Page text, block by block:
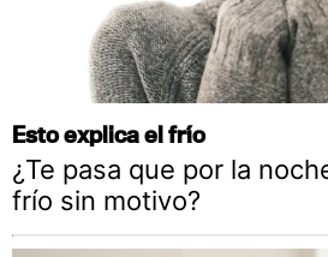
Esto explica el frío
¿Te pasa que por la
frío sin motivo?